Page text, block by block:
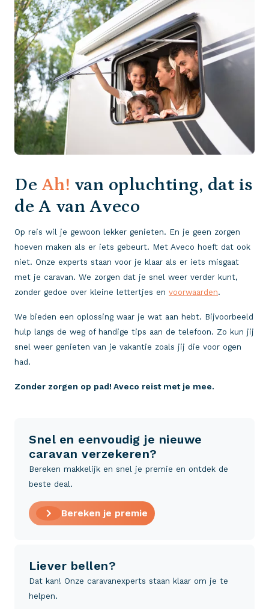
De Ah! van opluchting, dat is
de A van Aveco
Op reis wil je gewoon lekker genieten. En je geen zorgen
hoeven maken als er iets gebeurt. Met Aveco hoeft dat ook
niet. Onze experts staan voor je klaar als er iets misgaat
met je caravan. We zorgen dat je snel weer verder kunt,
zonder gedoe over kleine lettertjes en voorwaarden.
We bieden een oplossing waar je wat aan hebt. Bijvoorbeeld
hulp langs de weg of handige tips aan de telefoon. Zo kun jij
snel weer genieten van je vakantie zoals jij die voor ogen
had.
Zonder zorgen op pad! Aveco reist met je mee.
Snel en eenvoudig je nieuwe
caravan verzekeren?
Bereken makkelijk en snel je premie en ontdek de
beste deal.
Bereken je premie
Liever bellen?
Dat kan! Onze caravanexperts staan klaar om je te
helpen.